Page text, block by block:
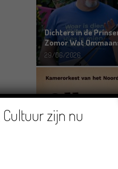
Dichters in de
Zomor Wat
29/06/2026
Crowdfunding voor
kinderboek met
zijn nu